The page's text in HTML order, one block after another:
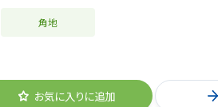
角地
お気に入りに追加